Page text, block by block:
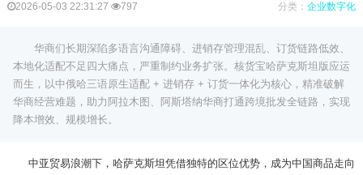
2026-05-03 22:31:27 797 分类：企业数字化
华商们长期深陷多语言沟通障碍、进销存管理混乱、订货链路低效、
本地化适配不足四大痛点，严重制约业务扩张。核货宝哈萨克斯坦版应运
而生，以中俄哈三语原生适配 + 进销存 + 订货一体化为核心，精准破解
华商经营难题，助力阿拉木图、阿斯塔纳华商打通跨境批发全链路，实现
降本增效、规模增长。
中亚贸易浪潮下，哈萨克斯坦凭借独特的区位优势，成为中国商品走向